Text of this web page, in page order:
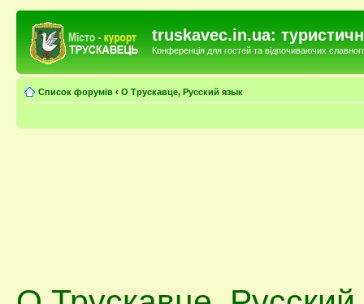
truskavec.in.ua:
Конференція для гостей та відпочиваючих
Список форумів ‹ О Трускавце, Русский язык